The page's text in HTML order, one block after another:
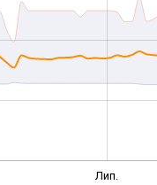
Лип.